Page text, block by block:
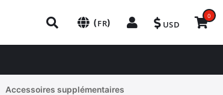
(FR) USD
0
Accessoires supplémentaires